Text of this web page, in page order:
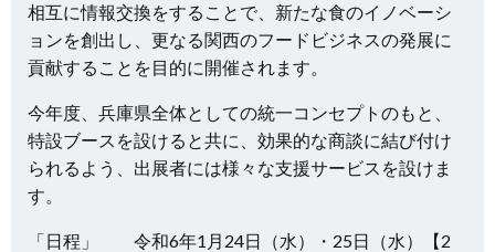
相互に情報交換をすることで、新たな食のイノベーシ
ョンを創出し、更なる関西のフードビジネスの発展に
貢献することを目的に開催されます。
今年度、兵庫県全体としての統一コンセプトのもと、
特設ブースを設けると共に、効果的な商談に結び付け
られるよう、出展者には様々な支援サービスを設けま
す。
「日程」 令和6年1月24日（水）・25日（水）【2